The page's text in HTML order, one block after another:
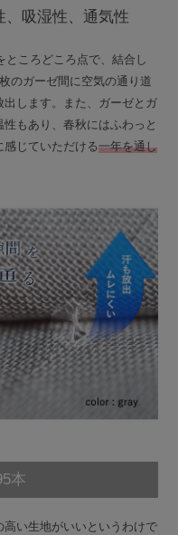
、吸湿性、通気性
ところどころ点で、結合し
のガーゼ間に空気の通り道
します。また、ガーゼとガ
もあり、春秋にはふわっと
感じていただける一年を通し
本
い生地がいいというわけで